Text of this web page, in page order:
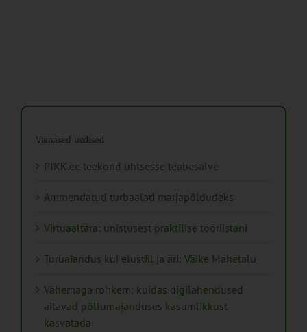
Viimased uudised
PIKK.ee teekond ühtsesse teabesalve
Ammendatud turbaalad marjapõldudeks
Virtuaaltara: unistusest praktilise tööriistani
Turuaiandus kui elustiil ja äri: Väike Mahetalu
Vähemaga rohkem: kuidas digilahendused
aitavad põllumajanduses kasumlikkust
kasvatada